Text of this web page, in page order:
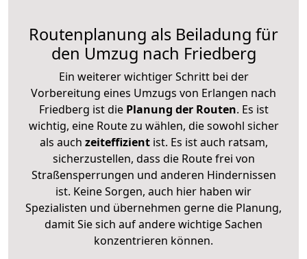
Routenplanung als Beiladung für
den Umzug nach Friedberg
Ein weiterer wichtiger Schritt bei der
Vorbereitung eines Umzugs von Erlangen nach
Friedberg ist diePlanung der Routen. Es ist
wichtig, eine Route zu wählen, die sowohl sicher
als auch zeiteffizientist. Es ist auch ratsam,
sicherzustellen, dass die Route frei von
Straßensperrungen und anderen Hindernissen
ist. Keine Sorgen, auch hier haben wir
Spezialisten und übernehmen gerne die Planung,
damit Sie sich auf andere wichtige Sachen
konzentrieren können.